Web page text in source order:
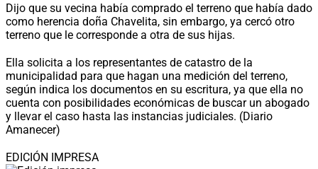
Dijo que su vecina había comprado el terreno que había dado
como herencia doña Chavelita, sin embargo, ya cercó otro
terreno que le corresponde a otra de sus hijas.
Ella solicita a los representantes de catastro de la
municipalidad para que hagan una medición del terreno,
según indica los documentos en su escritura, ya que ella no
cuenta con posibilidades económicas de buscar un abogado
y llevar el caso hasta las instancias judiciales. (Diario
Amanecer)
EDICIÓN IMPRESA